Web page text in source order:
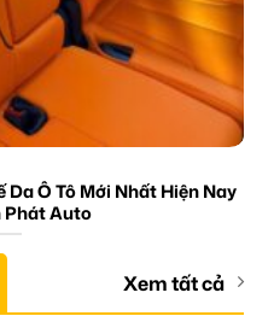
Da Ô Tô Mới Nhất Hiện Nay
Phát Auto
Xem tất cả